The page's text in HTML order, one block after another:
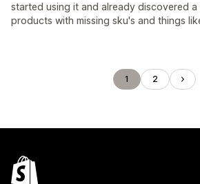
started using it and already discovered a
products with missing sku's and things
1 2